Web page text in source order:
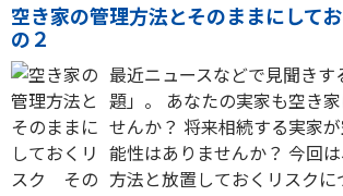
空き家の管理方法とそのままにして
の２
最近ニュースなどで見聞きす
題」。 あなたの実家も空き
せんか？ 将来相続する実家
能性はありませんか？ 今回
方法と放置しておくリスク